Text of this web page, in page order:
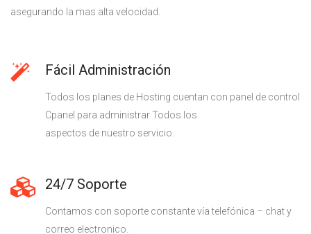
asegurando la mas alta velocidad.
Fácil Administración
Todos los planes de Hosting cuentan con panel de control
Cpanel para administrar Todos los
aspectos de nuestro servicio.
24/7 Soporte
Contamos con soporte constante vía telefónica – chat y
correo electronico.